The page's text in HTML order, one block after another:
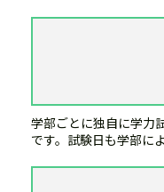
学部ごとに独自に学力
です。試験日も学部に